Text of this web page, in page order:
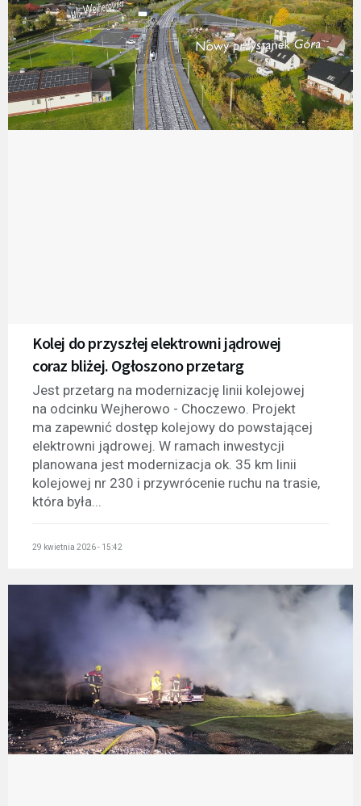
Kolej do przyszłej elektrowni jądrowej
coraz bliżej. Ogłoszono przetarg
Jest przetarg na modernizację linii kolejowej
na odcinku Wejherowo - Choczewo. Projekt
ma zapewnić dostęp kolejowy do powstającej
elektrowni jądrowej. W ramach inwestycji
planowana jest modernizacja ok. 35 km linii
kolejowej nr 230 i przywrócenie ruchu na trasie,
która była...
29 kwietnia 2026 - 15:42